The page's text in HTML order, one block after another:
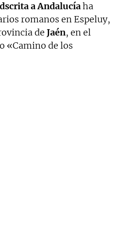
a Andalucíaha
romanos en Espeluy,
de Jaén, en el
«Camino de los